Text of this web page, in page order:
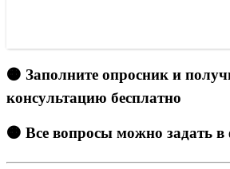
🟠 Заполните опросник и
консультацию бесплатно
🟠 Все вопросы можно задать